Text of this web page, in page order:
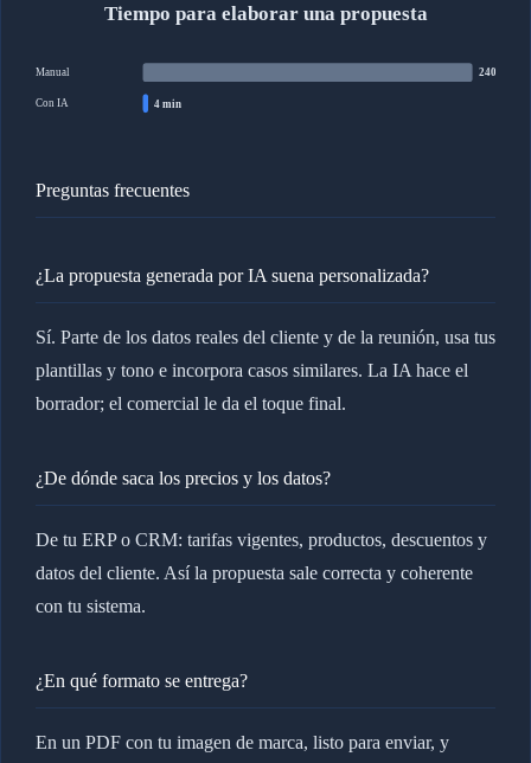
Tiempo para elaborar una propuesta
Manual 240 min
Con IA 4 min
Preguntas frecuentes
¿La propuesta generada por IA suena personalizada?
Sí. Parte de los datos reales del cliente y de la reunión, usa tus
plantillas y tono e incorpora casos similares. La IA hace el
borrador; el comercial le da el toque final.
¿De dónde saca los precios y los datos?
De tu ERP o CRM: tarifas vigentes, productos, descuentos y
datos del cliente. Así la propuesta sale correcta y coherente
con tu sistema.
¿En qué formato se entrega?
En un PDF con tu imagen de marca, listo para enviar, y